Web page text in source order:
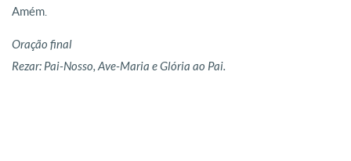
Amém.
Oração final
Rezar: Pai-Nosso, Ave-Maria e Glória ao Pai.